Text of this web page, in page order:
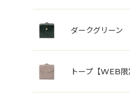
ダークグリーン
トープ【WEB限